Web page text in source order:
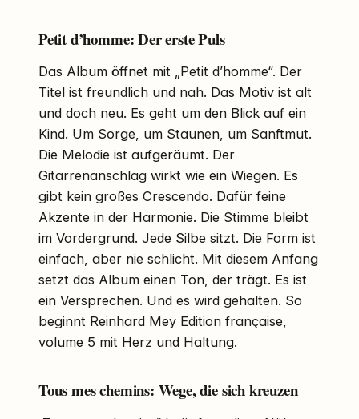
Petit d’homme: Der erste Puls
Das Album öffnet mit „Petit d’homme“. Der
Titel ist freundlich und nah. Das Motiv ist alt
und doch neu. Es geht um den Blick auf ein
Kind. Um Sorge, um Staunen, um Sanftmut.
Die Melodie ist aufgeräumt. Der
Gitarrenanschlag wirkt wie ein Wiegen. Es
gibt kein großes Crescendo. Dafür feine
Akzente in der Harmonie. Die Stimme bleibt
im Vordergrund. Jede Silbe sitzt. Die Form ist
einfach, aber nie schlicht. Mit diesem Anfang
setzt das Album einen Ton, der trägt. Es ist
ein Versprechen. Und es wird gehalten. So
beginnt Reinhard Mey Edition française,
volume 5 mit Herz und Haltung.
Tous mes chemins: Wege, die sich kreuzen